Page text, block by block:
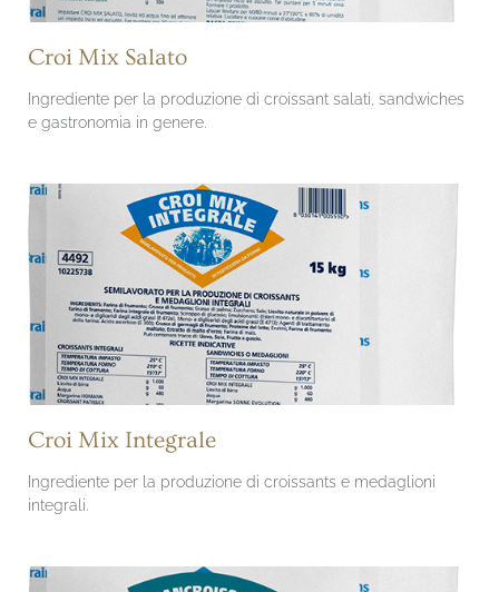
Croi Mix Salato
Ingrediente per la produzione di croissant salati, sandwiches
e gastronomia in genere.
Croi Mix Integrale
Ingrediente per la produzione di croissants e medaglioni
integrali.